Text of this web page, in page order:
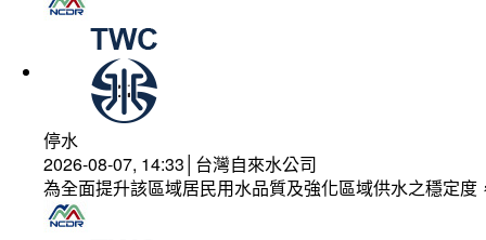
停水
2026-08-07, 14:33│台灣自來水公司
為全面提升該區域居民用水品質及強化區域供水之穩定